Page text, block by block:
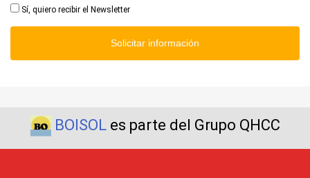
Sí, quiero recibir el Newsletter
Solicitar información
BOISOLes parte del Grupo QHCC